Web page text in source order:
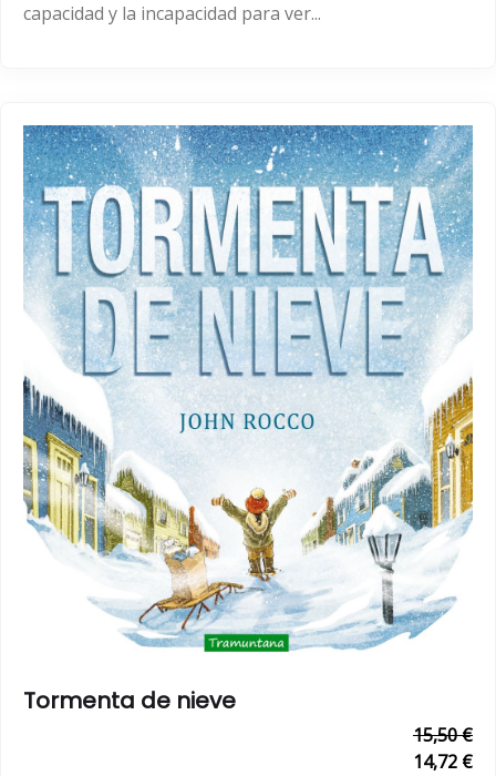
capacidad y la incapacidad para ver...
Tormenta de nieve
15,50 €
14,72 €